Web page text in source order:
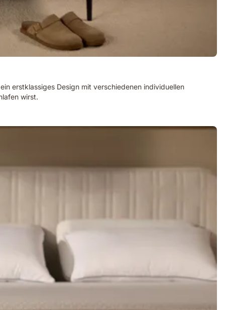
erstklassiges Design mit verschiedenen individuellen
wirst.